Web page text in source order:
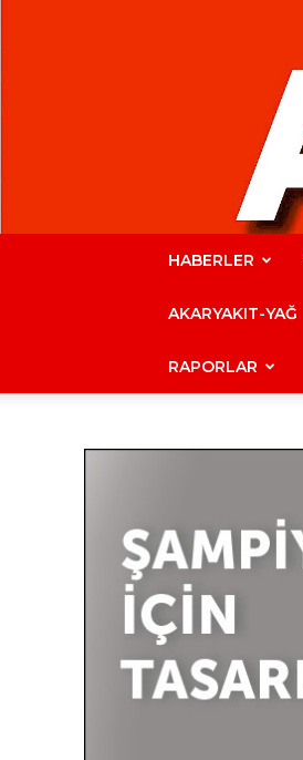
HABERLER
AKARYAKIT-YAĞ
RAPORLAR